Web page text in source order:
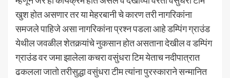
खुश होत असणार तर या मेहरबानी चे कारण तरी नागरिकांना
समजले पाहिजे असा नागरिकांना प्रश्न पडला आहे डम्पिंग ग्राउंड
येथील जवळील शेतकर्‍यांचे नुकसान होत असताना देखील व डम्पिंग
ग्राउंड वर जमा झालेला कचरा वसुंधरा टिम येताच नदीपात्रात
ढकलला जातो तरीसुद्धा वसुंधरा टीम त्यांना पुरस्काराने सन्मानित